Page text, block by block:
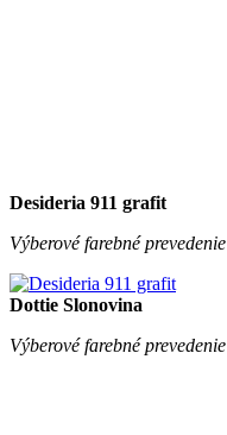
Desideria 911 grafit
Výberové farebné prevedenie
Dottie Slonovina
Výberové farebné prevedenie